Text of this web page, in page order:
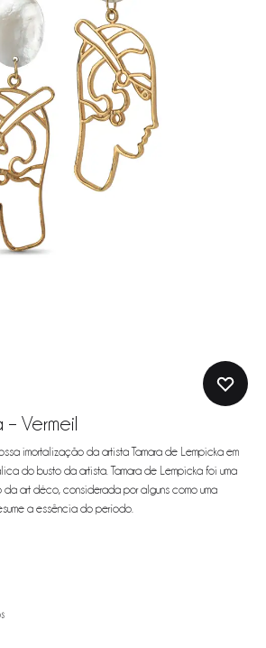
Vermeil
imortalização da artista Tamara de Lempicka em
do busto da artista. Tamara de Lempicka foi uma
art déco, considerada por alguns como uma
a essência do período.